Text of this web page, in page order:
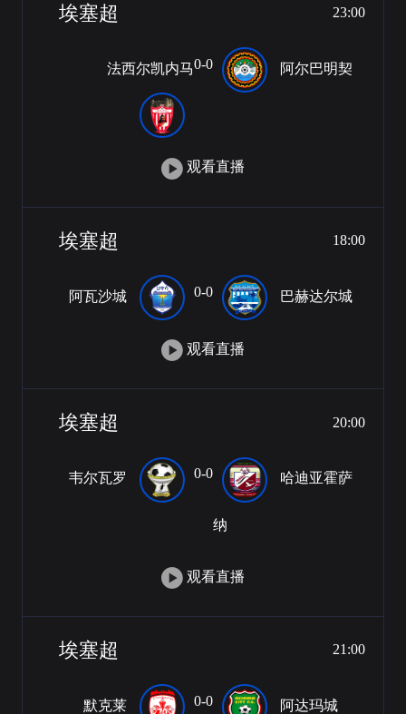
埃塞超 23:00
法西尔凯内马0-0 阿尔巴明契
观看直播
埃塞超 18:00
阿瓦沙城 0-0 巴赫达尔城
观看直播
埃塞超 20:00
韦尔瓦罗 0-0 哈迪亚霍萨
纳
观看直播
埃塞超 21:00
默克莱 0-0 阿达玛城